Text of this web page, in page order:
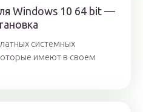
Windows 10 64 bit —
системных
имеют в своем